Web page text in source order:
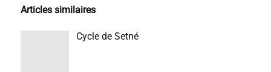
Articles similaires
Cycle de Setné